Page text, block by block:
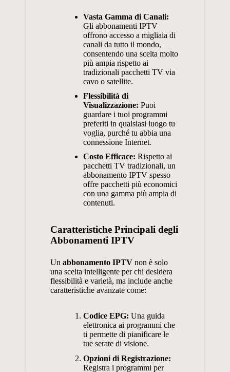
Vasta Gamma di Canali:
Gli abbonamenti IPTV
offrono accesso a migliaia di
canali da tutto il mondo,
consentendo una scelta molto
più ampia rispetto ai
tradizionali pacchetti TV via
cavo o satellite.
Flessibilità di
Visualizzazione: Puoi
guardare i tuoi programmi
preferiti in qualsiasi luogo tu
voglia, purché tu abbia una
connessione Internet.
Costo Efficace: Rispetto ai
pacchetti TV tradizionali, un
abbonamento IPTV spesso
offre pacchetti più economici
con una gamma più ampia di
contenuti.
Caratteristiche Principali degli
Abbonamenti IPTV
Un abbonamento IPTVnon è solo
una scelta intelligente per chi desidera
flessibilità e varietà, ma include anche
caratteristiche avanzate come:
Codice EPG: Una guida
elettronica ai programmi che
ti permette di pianificare le
tue serate di visione.
Opzioni di Registrazione:
Registra i programmi per